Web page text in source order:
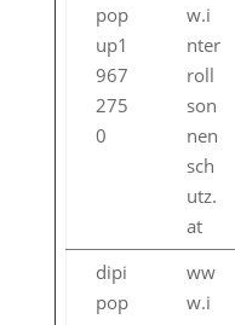
pop
up1
967
275
0
w.i
nter
roll
son
nen
sch
utz.
at
dipi
pop
ww
w.i